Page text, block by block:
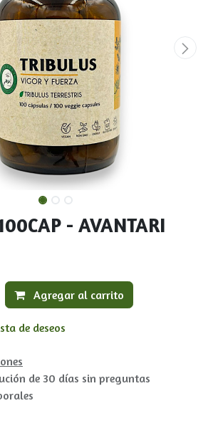
- AVANTARI
Agregar al carrito
de deseos
de 30 días sin preguntas